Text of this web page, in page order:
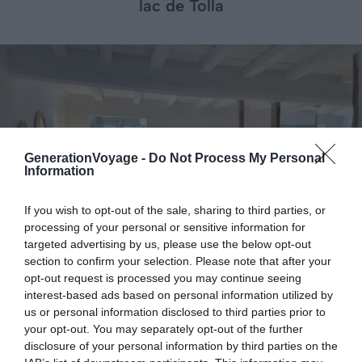
GenerationVoyage - Do Not Process My Personal
Information
If you wish to opt-out of the sale, sharing to third parties, or
processing of your personal or sensitive information for
targeted advertising by us, please use the below opt-out
section to confirm your selection. Please note that after your
opt-out request is processed you may continue seeing
interest-based ads based on personal information utilized by
us or personal information disclosed to third parties prior to
your opt-out. You may separately opt-out of the further
disclosure of your personal information by third parties on the
lac de Tolla
Crédit photo : Airbnb